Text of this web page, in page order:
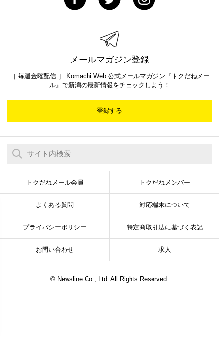
メールマガジン登録
［ 毎週金曜配信 ］ Komachi Web 公式メールマガジン『トクだねメー
ル』で新潟の最新情報をチェックしよう！
登録する
トクだねメール会員 トクだねメンバー
よくある質問 対応端末について
プライバシーポリシー 特定商取引法に基づく表記
お問い合わせ 求人
© Newsline Co., Ltd. All Rights Reserved.